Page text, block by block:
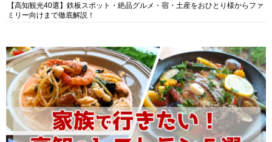
【高知観光40選】鉄板スポット・絶品グルメ・宿・土産をおひとり様からファ
ミリー向けまで徹底解説！